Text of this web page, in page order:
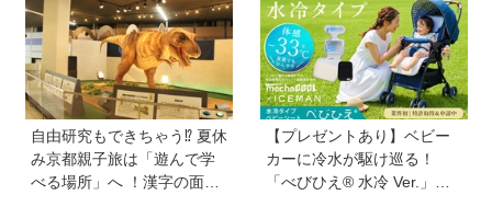
イド
自由研究もできちゃう⁉︎ 夏休
み京都親子旅は「遊んで学
べる場所」へ ！漢字の面白
【プレゼントあり】ベビー
カーに冷水が駆け巡る！
「べびひえ® 水冷 Ver.」で